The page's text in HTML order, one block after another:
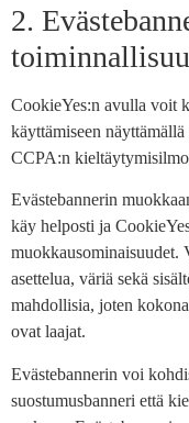
2.
CookieYes:n avulla voit
käyttämiseen
CCPA:n
Evästebannerin
käy helposti ja
muokkausominaisuudet.
asettelua, väriä sekä
mahdollisia, joten
ovat laajat.
Evästebannerin voi
suostumusbanneri että